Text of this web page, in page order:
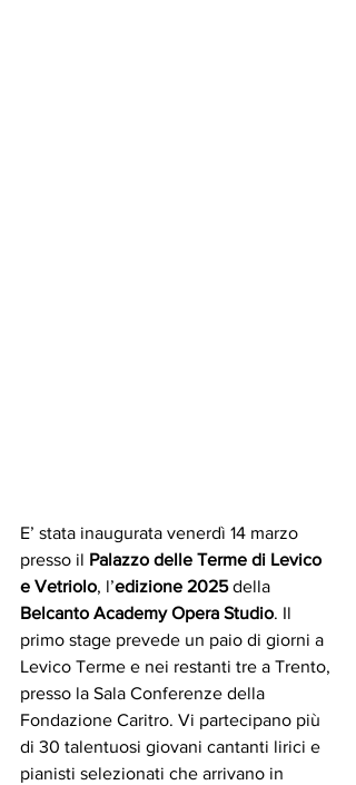
E’ stata inaugurata venerdì 14 marzo
presso il Palazzo delle Terme di Levico
e Vetriolo, l’edizione 2025 della
Belcanto Academy Opera Studio. Il
primo stage prevede un paio di giorni a
Levico Terme e nei restanti tre a Trento,
presso la Sala Conferenze della
Fondazione Caritro. Vi partecipano più
di 30 talentuosi giovani cantanti lirici e
pianisti selezionati che arrivano in